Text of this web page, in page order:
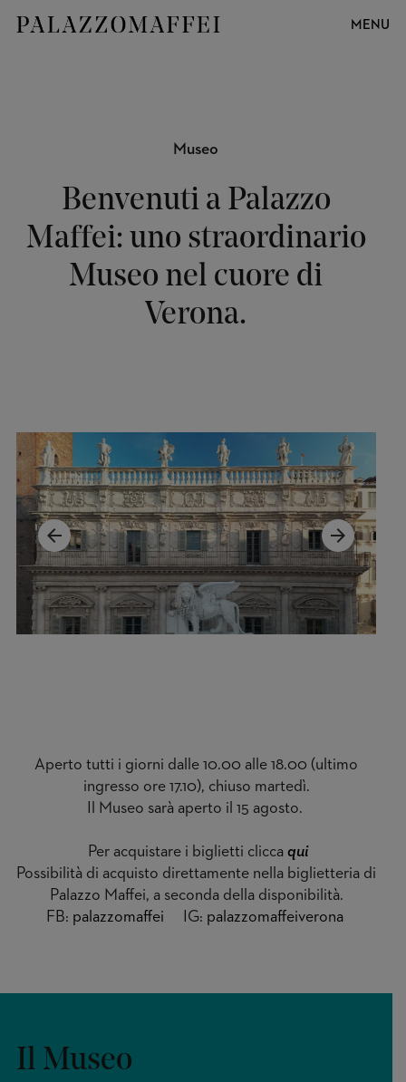
MENU
Museo
Benvenuti a Palazzo
Maffei: uno straordinario
Museo nel cuore di
Verona.
arrow_backward arrow_forward
Aperto tutti i giorni dalle 10.00 alle 18.00 (ultimo
ingresso ore 17.10), chiuso martedì.
Il Museo sarà aperto il 15 agosto.
Per acquistare i biglietti clicca qui
Possibilità di acquisto direttamente nella biglietteria di
Palazzo Maffei, a seconda della disponibilità.
FB: palazzomaffei IG: palazzomaffeiverona
Il Museo